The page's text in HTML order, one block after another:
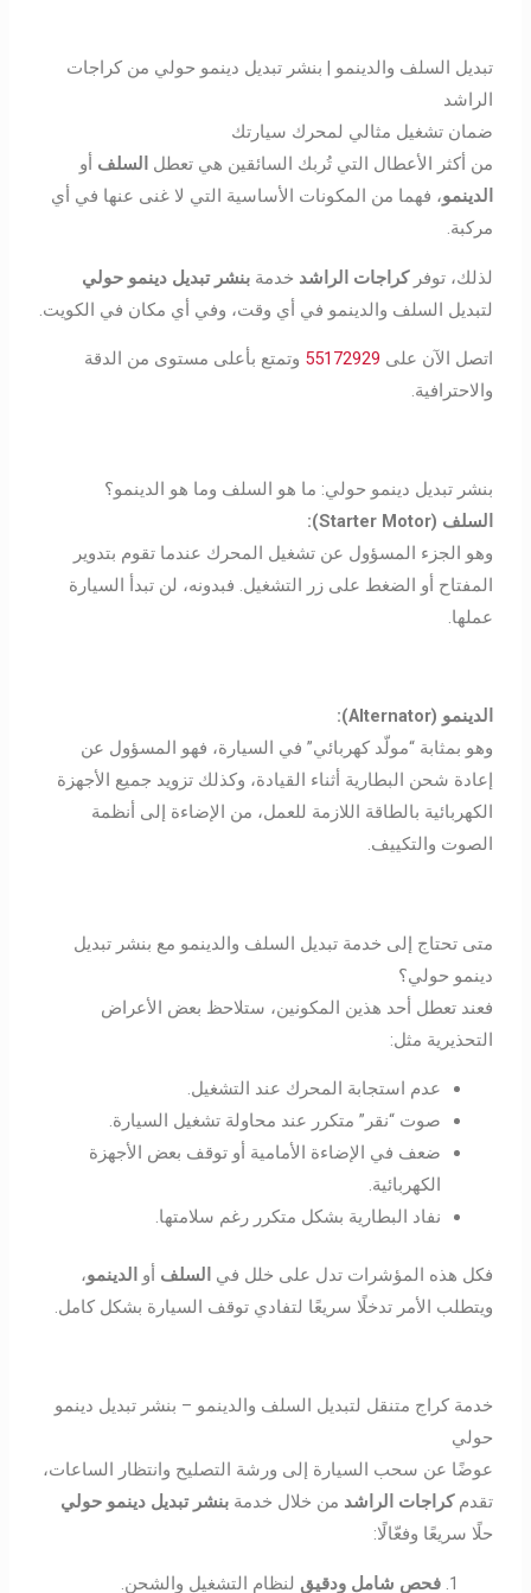
تبديل السلف والدينمو | بنشر تبديل دينمو حولي من كراجات
الراشد
ضمان تشغيل مثالي لمحرك سيارتك
من أكثر الأعطال التي تُربك السائقين هي تعطل السلف أو
الدينمو، فهما من المكونات الأساسية التي لا غنى عنها في أي
مركبة.
لذلك، توفركراجات الراشد خدمةبنشر تبديل دينمو حولي
لتبديل السلف والدينمو في أي وقت، وفي أي مكان في الكويت.
اتصل الآن على 55172929 وتمتع بأعلى مستوى من الدقة
والاحترافية.
بنشر تبديل دينمو حولي: ما هو السلف وما هو الدينمو؟
السلف (Starter Motor):
وهو الجزء المسؤول عن تشغيل المحرك عندما تقوم بتدوير
المفتاح أو الضغط على زر التشغيل. فبدونه، لن تبدأ السيارة
عملها.
الدينمو (Alternator):
وهو بمثابة “مولّد كهربائي” في السيارة، فهو المسؤول عن
إعادة شحن البطارية أثناء القيادة، وكذلك تزويد جميع الأجهزة
الكهربائية بالطاقة اللازمة للعمل، من الإضاءة إلى أنظمة
الصوت والتكييف.
متى تحتاج إلى خدمة تبديل السلف والدينمو مع بنشر تبديل
دينمو حولي؟
فعند تعطل أحد هذين المكونين، ستلاحظ بعض الأعراض
التحذيرية مثل:
عدم استجابة المحرك عند التشغيل.
صوت “نقر” متكرر عند محاولة تشغيل السيارة.
ضعف في الإضاءة الأمامية أو توقف بعض الأجهزة
الكهربائية.
نفاد البطارية بشكل متكرر رغم سلامتها.
فكل هذه المؤشرات تدل على خلل في السلف أو الدينمو،
ويتطلب الأمر تدخلًا سريعًا لتفادي توقف السيارة بشكل كامل.
خدمة كراج متنقل لتبديل السلف والدينمو – بنشر تبديل دينمو
حولي
عوضًا عن سحب السيارة إلى ورشة التصليح وانتظار الساعات،
تقدمكراجات الراشد من خلال خدمةبنشر تبديل دينمو حولي
حلًا سريعًا وفعّالًا:
فحص شامل ودقيق لنظام التشغيل والشحن.